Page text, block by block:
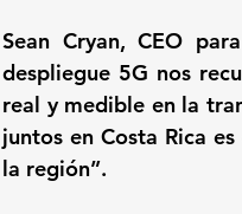
Sean Cryan, CEO
despliegue 5G nos
real y medible en la
juntos en Costa Rica
la región”.